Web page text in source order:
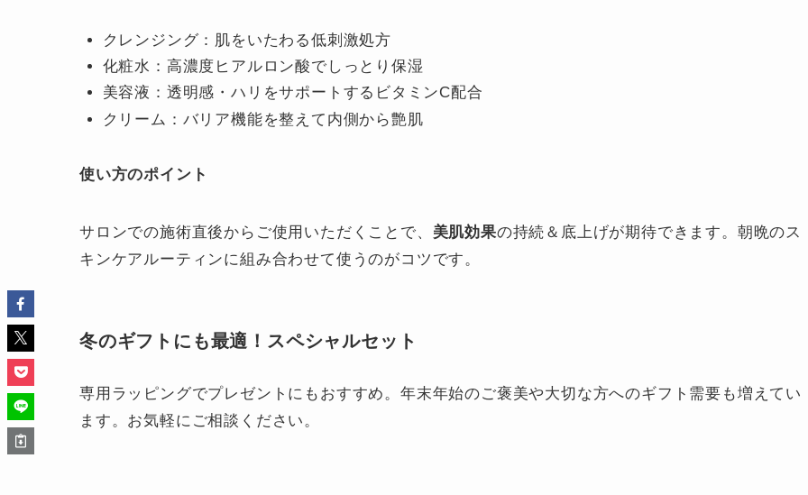
クレンジング：肌をいたわる低刺激処方
化粧水：高濃度ヒアルロン酸でしっとり保湿
美容液：透明感・ハリをサポートするビタミンC配合
クリーム：バリア機能を整えて内側から艶肌
使い方のポイント
サロンでの施術直後からご使用いただくことで、 美肌効果の持続＆底上げが期待できます。朝晩のス
キンケアルーティンに組み合わせて使うのがコツです。
冬のギフトにも最適！スペシャルセット
専用ラッピングでプレゼントにもおすすめ。年末年始のご褒美や大切な方へのギフト需要も増えてい
ます。お気軽にご相談ください。